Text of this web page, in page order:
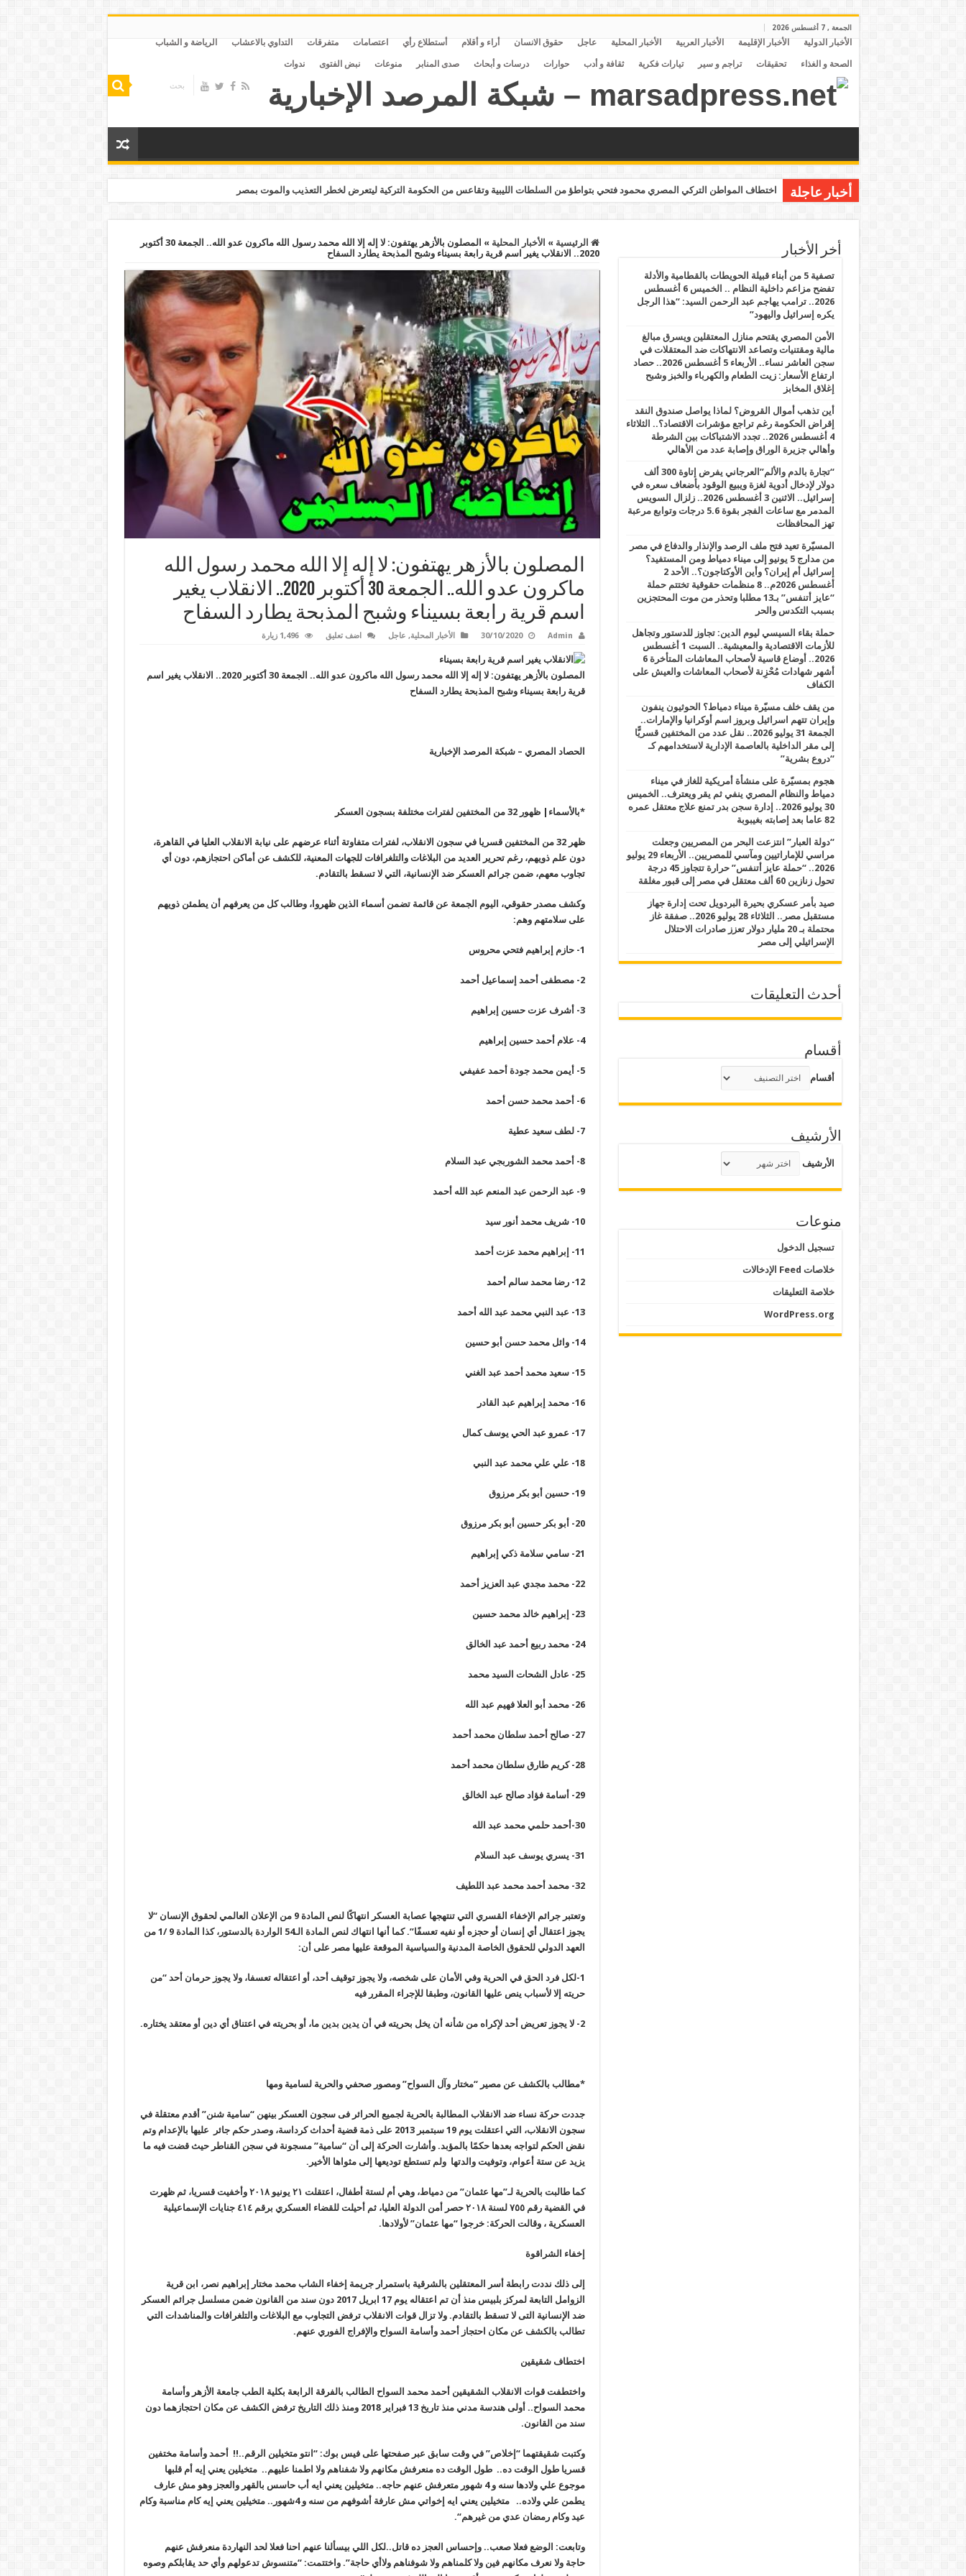
الجمعة , 7 أغسطس 2026
الأخبار الدولية الأخبار الإقليمة الأخبار العربية الأخبار المحلية عاجل حقوق الانسان أراء و أقلام أستطلاع رأي اعتصامات متفرقات التداوي بالاعشاب الرياضة و الشباب
الصحة و الغذاء تحقيقات تراجم و سير تيارات فكرية ثقافة و أدب حوارات درسات و أبحاث صدى المنابر منوعات نبض الفتوى ندوات
أخبار عاجلة اختطاف المواطن التركي المصري محمود فتحي بتواطؤ من السلطات الليبية وتقاعس من الحكومة التركية ليتعرض لخطر التعذيب والموت بمصر
الرئيسية » الأخبار المحلية »
المصلون بالأزهر يهتفون: لا إله إلا الله محمد رسول الله ماكرون عدو الله.. الجمعة 30 أكتوبر
2020.. الانقلاب يغير اسم قرية رابعة بسيناء وشبح المذبحة يطارد السفاح
المصلون بالأزهر يهتفون: لا إله إلا الله محمد رسول الله
ماكرون عدو الله.. الجمعة 30 أكتوبر 2020.. الانقلاب يغير
اسم قرية رابعة بسيناء وشبح المذبحة يطارد السفاح
Admin
30/10/2020 الأخبار المحلية, عاجل اضف تعليق 1,496 زيارة
المصلون بالأزهر يهتفون: لا إله إلا الله محمد رسول الله ماكرون عدو الله.. الجمعة 30 أكتوبر 2020.. الانقلاب يغير اسم
قرية رابعة بسيناء وشبح المذبحة يطارد السفاح
الحصاد المصري – شبكة المرصد الإخبارية
*بالأسماء| ظهور 32 من المختفين لفترات مختلفة بسجون العسكر
ظهر 32 من المختفين قسريا في سجون الانقلاب، لفترات متفاوتة أثناء عرضهم على نيابة الانقلاب العليا في القاهرة،
دون علم ذويهم، رغم تحرير العديد من البلاغات والتلغرافات للجهات المعنية، للكشف عن أماكن احتجازهم، دون أي
تجاوب معهم، ضمن جرائم العسكر ضد الإنسانية، التي لا تسقط بالتقادم.
وكشف مصدر حقوقي، اليوم الجمعة عن قائمة تضمن أسماء الذين ظهروا، وطالب كل من يعرفهم أن يطمئن ذويهم
على سلامتهم وهم:
1- حازم إبراهيم فتحي محروس
2- مصطفى أحمد إسماعيل أحمد
3- أشرف عزت حسين إبراهيم
4- علام أحمد حسين إبراهيم
5- أيمن محمد جودة أحمد عفيفي
6- أحمد محمد حسن أحمد
7- لطف سعيد عطية
8- أحمد محمد الشوربجي عبد السلام
9- عبد الرحمن عبد المنعم عبد الله أحمد
10- شريف محمد أنور سيد
11- إبراهيم محمد عزت أحمد
12- رضا محمد سالم أحمد
13- عبد النبي محمد عبد الله أحمد
14- وائل محمد حسن أبو حسين
15- سعيد محمد أحمد عبد الغني
16- محمد إبراهيم عبد القادر
17- عمرو عبد الحي يوسف كمال
18- علي علي محمد عبد النبي
19- حسين أبو بكر مرزوق
20- أبو بكر حسين أبو بكر مرزوق
21- سامي سلامة ذكي إبراهيم
22- محمد مجدي عبد العزيز أحمد
23- إبراهيم خالد محمد حسين
24- محمد ربيع أحمد عبد الخالق
25- عادل الشحات السيد محمد
26- محمد أبو العلا فهيم عبد الله
27- صالح أحمد سلطان محمد أحمد
28- كريم طارق سلطان محمد أحمد
29- أسامة فؤاد صالح عبد الخالق
30- أحمد حلمي محمد عبد الله
31- يسري يوسف عبد السلام
32- محمد أحمد محمد عبد اللطيف
وتعتبر جرائم الإخفاء القسري التي تنتهجها عصابة العسكر انتهاكًا لنص المادة 9 من الإعلان العالمي لحقوق الإنسان “لا
يجوز اعتقال أي إنسان أو حجزه أو نفيه تعسفًا”. كما أنها انتهاك لنص المادة الـ54 الواردة بالدستور، كذا المادة 9 /1 من
العهد الدولي للحقوق الخاصة المدنية والسياسية الموقعة عليها مصر على أن:
1- لكل فرد الحق في الحرية وفي الأمان على شخصه، ولا يجوز توقيف أحد، أو اعتقاله تعسفا، ولا يجوز حرمان أحد “من
حريته إلا لأسباب ينص عليها القانون، وطبقا للإجراء المقرر فيه
2- لا يجوز تعريض أحد لإكراه من شأنه أن يخل بحريته في أن يدين بدين ما، أو بحريته في اعتناق أي دين أو معتقد يختاره.
*مطالب بالكشف عن مصير “مختار وآل السواح” ومصور صحفي والحرية لسامية ومها
جددت حركة نساء ضد الانقلاب المطالبة بالحرية لجميع الحرائر فى سجون العسكر بينهن “سامية شنن” أقدم معتقلة في
سجون الانقلاب، التي اعتقلت يوم19
سبتمبر 2013 على ذمة قضية أحداث كرداسة، وصدر حكم جائر عليها بالإعدام وتم
نقض الحكم لتواجه بعدها حكمًا بالمؤبد. وأشارت الحركة إلى أن “سامية”مسجونة في سجن القناطر حيث قضت فيه ما
يزيد عن ستة أعوام، وتوفيت والدتها ولم تستطع توديعها إلى مثواها الأخير .
كما طالبت بالحرية لـ”مها عثمان” من دمياط، وهي أم لستة أطفال، اعتقلت ٢١
يونيو ٢٠١٨ وأخفيت قسريا، ثم ظهرت
في القضية رقم ٧٥٥ لسنة ٢٠١٨ حصر أمن الدولة العليا، ثم أحيلت للقضاء العسكري برقم ٤١٤ جنايات الإسماعيلية
العسكرية ، وقالت الحركة: خرجوا “مها عثمان” لأولادها.
إخفاء الشراقوة
إلى ذلك نددت رابطة أسر المعتقلين بالشرقية باستمرار جريمة إخفاء الشاب محمد مختار إبراهيم نصر، ابن قرية
الزوامل التابعة لمركز بلبيس منذ أن تم اعتقاله يوم 17 ابريل 2017 دون سند من القانون ضمن مسلسل جرائم العسكر
ضد الإنسانية التى لا تسقط بالتقادم. ولا تزال قوات الانقلاب ترفض التجاوب مع البلاغات والتلغرافات والمناشدات التي
تطالب بالكشف عن مكان احتجاز أحمد وأسامة السواح والإفراج الفوري عنهم.
اختطاف شقيقين
واختطفت قوات الانقلاب الشقيقين أحمد محمد السواح الطالب بالفرقة الرابعة بكلية الطب جامعة الأزهر وأسامة
محمد السواح.. أولى هندسة مدني منذ تاريخ 13 فبراير 2018 ومنذ ذلك التاريخ ترفض الكشف عن مكان احتجازهما دون
سند من القانون.
وكتبت شقيقتهما “إخلاص” في وقت سابق عبر صفحتها على فيس بوك: “انتو متخيلين الرقم..!! أحمد وأسامة مختفين
قسريا طول الوقت ده.. طول الوقت ده منعرفش مكانهم ولا شفناهم ولا اطمنا عليهم.. متخيلين يعني إيه أم قلبها
موجوع علي ولادها سنه و 4 شهور متعرفش عنهم حاجه.. متخيلين يعني ايه أب حاسس بالقهر والعجز وهو مش عارف
يطمن علي ولاده.. متخيلين يعني ايه إخواتي مش عارفة أشوفهم من سنه و 4شهور.. متخيلين يعني إيه كام مناسبة وكام
عيد وكام رمضان عدي من غيرهم“.
وتابعت: الوضع فعلا صعب.. وإحساس العجز ده قاتل..لكل اللي بيسألنا عنهم احنا فعلا لحد النهاردة منعرفش عنهم
حاجة ولا نعرف مكانهم فين ولا كلمناهم ولا شوفناهم ولاأي حاجة”. واختتمت: “متنسوش تدعولهم وأي حد يقابلكم وصوه
أخر الأخبار
تصفية 5 من أبناء قبيلة الحويطات بالقطامية والأدلة
تفضح مزاعم داخلية النظام .. الخميس 6 أغسطس
2026.. ترامب يهاجم عبد الرحمن السيد: “هذا الرجل
يكره إسرائيل واليهود”
الأمن المصري يقتحم منازل المعتقلين ويسرق مبالغ
مالية ومقتنيات وتصاعد الانتهاكات ضد المعتقلات في
سجن العاشر نساء.. الأربعاء 5 أغسطس 2026.. حصاد
ارتفاع الأسعار: زيت الطعام والكهرباء والخبز وشبح
إغلاق المخابز
أين تذهب أموال القروض؟ لماذا يواصل صندوق النقد
إقراض الحكومة رغم تراجع مؤشرات الاقتصاد؟.. الثلاثاء
4 أغسطس 2026.. تجدد الاشتباكات بين الشرطة
وأهالي جزيرة الوراق وإصابة عدد من الأهالي
“تجارة بالدم والألم”العرجاني يفرض إتاوة 300 ألف
دولار لإدخال أدوية لغزة ويبيع الوقود بأضعاف سعره في
إسرائيل.. الاثنين 3 أغسطس 2026.. زلزال السويس
المدمر مع ساعات الفجر بقوة 5.6 درجات وتوابع مرعبة
تهز المحافظات
المسيّرة تعيد فتح ملف الرصد والإنذار والدفاع في مصر
من مدارج 5 يونيو إلى ميناء دمياط ومن المستفيد؟
إسرائيل أم إيران؟ وأين الأوكتاجون؟.. الأحد 2
أغسطس 2026م.. 8 منظمات حقوقية تختتم حملة
“عايز أتنفس” بـ13 مطلبا وتحذر من موت المحتجزين
بسبب التكدس والحر
حملة بقاء السيسي ليوم الدين: تجاوز للدستور وتجاهل
للأزمات الاقتصادية والمعيشية.. السبت 1 أغسطس
2026.. أوضاع قاسية لأصحاب المعاشات المتأخرة 6
أشهر شهادات مُحْزِنة لأصحاب المعاشات والعيش على
الكفاف
من يقف خلف مسيّرة ميناء دمياط؟ الحوثيون ينفون
وإيران تتهم اسرائيل وبروز اسم أوكرانيا والإمارات..
الجمعة 31 يوليو 2026.. نقل عدد من المختفين قسريًّا
إلى مقر الداخلية بالعاصمة الإدارية لاستخدامهم كـ
“دروع بشرية”
هجوم بمسيّرة على منشأة أمريكية للغاز في ميناء
دمياط والنظام المصري ينفي ثم يقر ويعترف.. الخميس
30 يوليو 2026.. إدارة سجن بدر تمنع علاج معتقل عمره
82 عاما بعد إصابته بغيبوبة
“دولة العبار” انتزعت البحر من المصريين وجعلت
مراسي للإماراتيين ومآسي للمصريين.. الأربعاء 29 يوليو
2026.. “حملة عايز أتنفس” حرارة تتجاوز 45 درجة
تحول زنازين 60 ألف معتقل في مصر إلى قبور مغلقة
صيد بأمر عسكري بحيرة البردويل تحت إدارة جهاز
مستقبل مصر.. الثلاثاء 28 يوليو 2026.. صفقة غاز
محتملة بـ 20 مليار دولار تعزز صادرات الاحتلال
الإسرائيلي إلى مصر
أحدث التعليقات
أقسام
أقسام
الأرشيف
الأرشيف
منوعات
تسجيل الدخول
خلاصات Feed الإدخالات
خلاصة التعليقات
WordPress.org